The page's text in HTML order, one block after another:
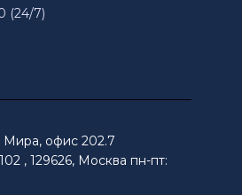
(24/7)
офис 202.7
, 129626, Москва пн-пт: